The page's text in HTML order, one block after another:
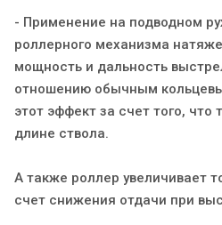
- Применение на подводном
роллерного механизма
мощность и дальность
отношению обычным
этот эффект за счет того,
длине ствола.
А также роллер увеличивает
счет снижения отдачи при